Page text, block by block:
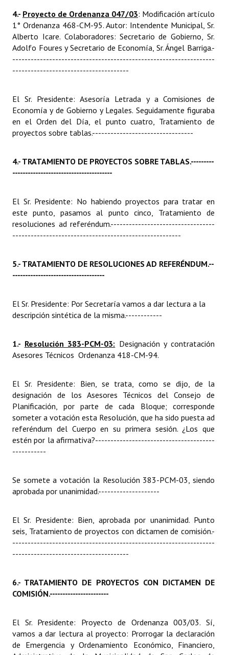
4.- Proyecto de Ordenanza 047/03: Modificación artículo
1° Ordenanza 468-CM-95. Autor: Intendente Municipal, Sr.
Alberto Icare. Colaboradores: Secretario de Gobierno, Sr.
Adolfo Foures y Secretario de Economía, Sr. Ángel Barriga.-
------------------------------------------------------------------
--------------------------------------
El Sr. Presidente: Asesoría Letrada y a Comisiones de
Economía y de Gobierno y Legales. Seguidamente figuraba
en el Orden del Día, el punto cuatro, Tratamiento de
proyectos sobre tablas.---------------------------------
4.- TRATAMIENTO DE PROYECTOS SOBRE TABLAS.---------
---------------------------------------
El Sr. Presidente: No habiendo proyectos para tratar en
este punto, pasamos al punto cinco, Tratamiento de
resoluciones ad referéndum.----------------------------------
-------------------------------------------------------
5.- TRATAMIENTO DE RESOLUCIONES AD REFERÉNDUM.--
------------------------------------
El Sr. Presidente: Por Secretaría vamos a dar lectura a la
descripción sintética de la misma.------------
1.- Resolución 383-PCM-03: Designación y contratación
Asesores Técnicos  Ordenanza 418-CM-94.
El Sr. Presidente: Bien, se trata, como se dijo, de la
designación de los Asesores Técnicos del Consejo de
Planificación, por parte de cada Bloque; corresponde
someter a votación esta Resolución, que ha sido puesta ad
referéndum del Cuerpo en su primera sesión. ¿Los que
estén por la afirmativa?---------------------------------------
-----------
Se somete a votación la Resolución 383-PCM-03, siendo
aprobada por unanimidad.--------------------
El Sr. Presidente: Bien, aprobada por unanimidad. Punto
seis, Tratamiento de proyectos con dictamen de comisión.-
------------------------------------------------------------------
--------------------------------------
6.- TRATAMIENTO DE PROYECTOS CON DICTAMEN DE
COMISIÓN.-----------------------
El Sr. Presidente: Proyecto de Ordenanza 003/03. Sí,
vamos a dar lectura al proyecto: Prorrogar la declaración
de Emergencia y Ordenamiento Económico, Financiero,